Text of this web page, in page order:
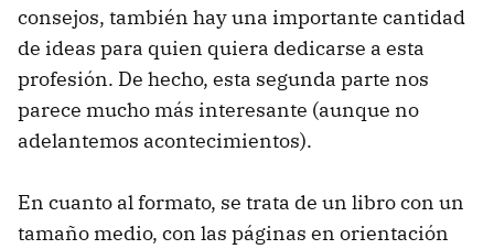
consejos, también hay una importante cantidad
de ideas para quien quiera dedicarse a esta
profesión. De hecho, esta segunda parte nos
parece mucho más interesante (aunque no
adelantemos acontecimientos).
En cuanto al formato, se trata de un libro con un
tamaño medio, con las páginas en orientación